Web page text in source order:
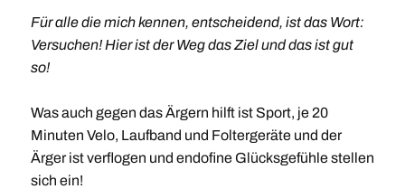
Für alle die mich kennen, entscheidend, ist das Wort:
Versuchen! Hier ist der Weg das Ziel und das ist gut
so!
Was auch gegen das Ärgern hilft ist Sport, je 20
Minuten Velo, Laufband und Foltergeräte und der
Ärger ist verflogen und endofine Glücksgefühle stellen
sich ein!